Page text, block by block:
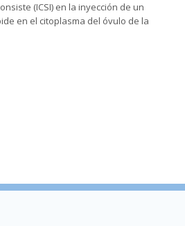
(ICSI) en la inyección de un
en el citoplasma del óvulo de la